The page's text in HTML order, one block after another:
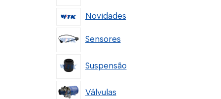
Novidades
Sensores
Suspensão
Válvulas